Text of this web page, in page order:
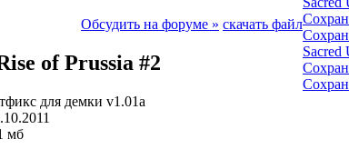
Обсудить на форуме » скачать файл
of Prussia #2
для демки v1.01a
мб
Sacred